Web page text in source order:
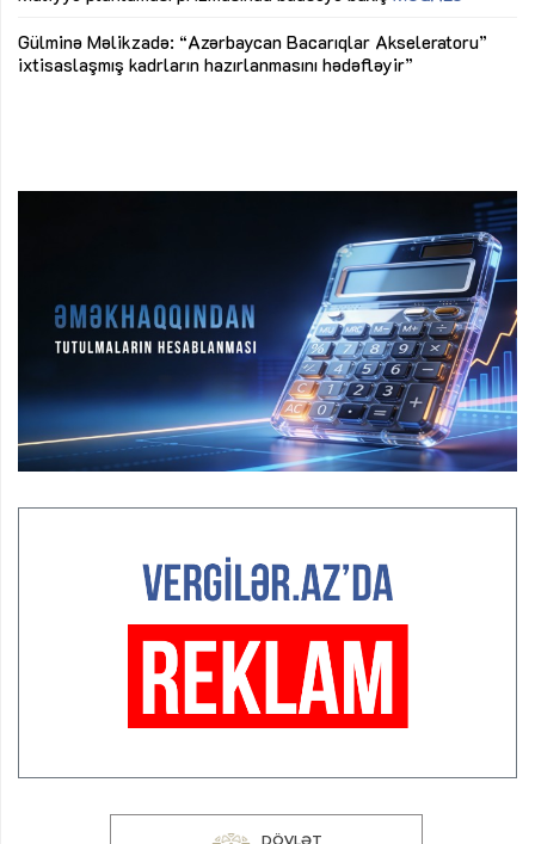
Gülminə Məlikzadə: “Azərbaycan Bacarıqlar Akseleratoru”
ixtisaslaşmış kadrların hazırlanmasını hədəfləyir”